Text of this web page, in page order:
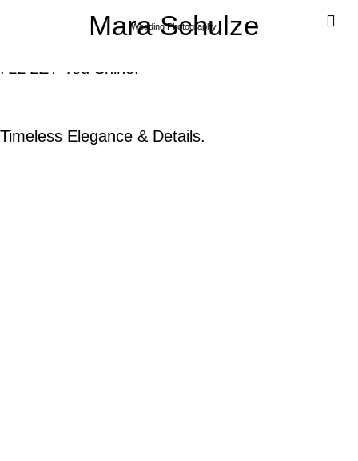
Mara Schulze
Wedding Photography
I'LL LET You Shine.
Timeless Elegance & Details.